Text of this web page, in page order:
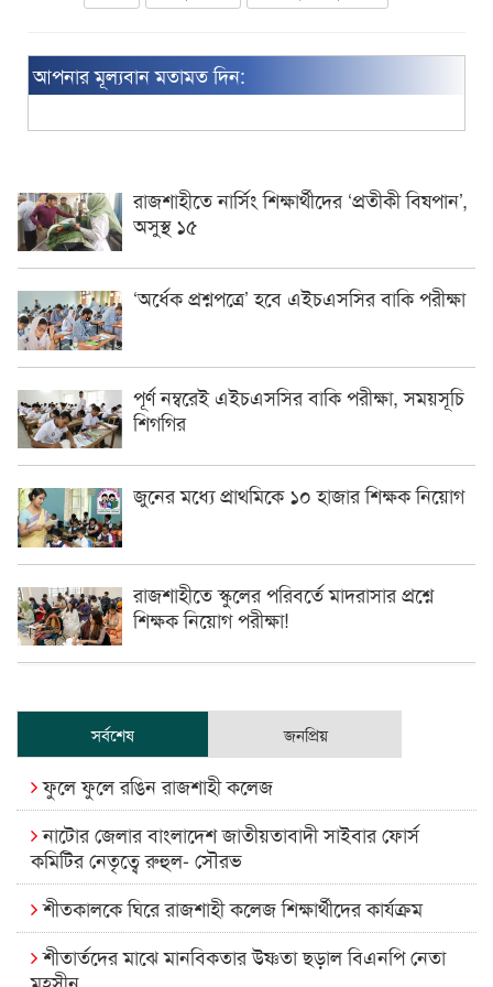
আপনার মূল্যবান মতামত দিন:
রাজশাহীতে নার্সিং শিক্ষার্থীদের ‘প্রতীকী বিষপান’,
অসুস্থ ১৫
‘অর্ধেক প্রশ্নপত্রে’ হবে এইচএসসির বাকি পরীক্ষা
পূর্ণ নম্বরেই এইচএসসির বাকি পরীক্ষা, সময়সূচি
শিগগির
জুনের মধ্যে প্রাথমিকে ১০ হাজার শিক্ষক নিয়োগ
রাজশাহীতে স্কুলের পরিবর্তে মাদরাসার প্রশ্নে
শিক্ষক নিয়োগ পরীক্ষা!
সর্বশেষ জনপ্রিয়
ফুলে ফুলে রঙিন রাজশাহী কলেজ
নাটোর জেলার বাংলাদেশ জাতীয়তাবাদী সাইবার ফোর্স
কমিটির নেতৃত্বে রুহুল- সৌরভ
শীতকালকে ঘিরে রাজশাহী কলেজ শিক্ষার্থীদের কার্যক্রম
শীতার্তদের মাঝে মানবিকতার উষ্ণতা ছড়াল বিএনপি নেতা